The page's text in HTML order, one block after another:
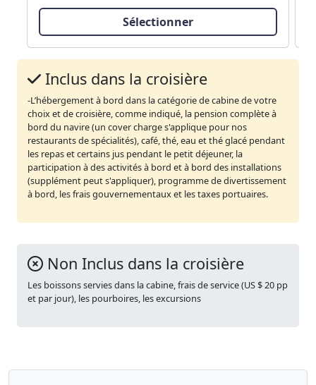
Sélectionner
Inclus dans la croisière
-L’hébergement à bord dans la catégorie de cabine de votre
choix et de croisière, comme indiqué, la pension complète à
bord du navire (un cover charge s'applique pour nos
restaurants de spécialités), café, thé, eau et thé glacé pendant
les repas et certains jus pendant le petit déjeuner, la
participation à des activités à bord et à bord des installations
(supplément peut s'appliquer), programme de divertissement
à bord, les frais gouvernementaux et les taxes portuaires.
Non Inclus dans la croisière
Les boissons servies dans la cabine, frais de service (US $ 20 pp
et par jour), les pourboires, les excursions